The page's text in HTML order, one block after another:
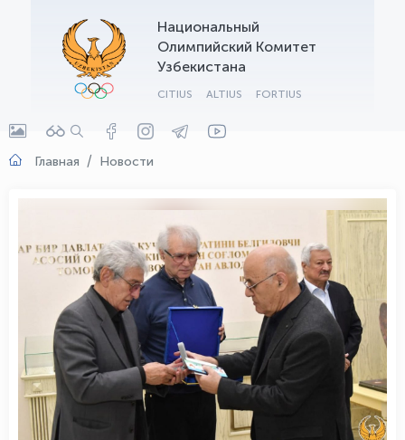
Национальный
Олимпийский Комитет
Узбекистана
CITIUS ALTIUS FORTIUS
Главная Новости
OLYMPCHIK AI - yordamchi
Онлайн · olympic.uz